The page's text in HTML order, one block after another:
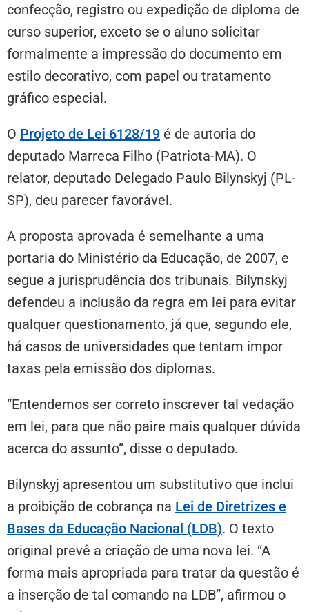
confecção, registro ou expedição de diploma de
curso superior, exceto se o aluno solicitar
formalmente a impressão do documento em
estilo decorativo, com papel ou tratamento
gráfico especial.
O Projeto de Lei 6128/19 é de autoria do
deputado Marreca Filho (Patriota-MA). O
relator, deputado Delegado Paulo Bilynskyj (PL-
SP), deu parecer favorável.
A proposta aprovada é semelhante a uma
portaria do Ministério da Educação, de 2007, e
segue a jurisprudência dos tribunais. Bilynskyj
defendeu a inclusão da regra em lei para evitar
qualquer questionamento, já que, segundo ele,
há casos de universidades que tentam impor
taxas pela emissão dos diplomas.
“Entendemos ser correto inscrever tal vedação
em lei, para que não paire mais qualquer dúvida
acerca do assunto”, disse o deputado.
Bilynskyj apresentou um substitutivo que inclui
a proibição de cobrança na Lei de Diretrizes e
Bases da Educação Nacional (LDB). O texto
original prevê a criação de uma nova lei. “A
forma mais apropriada para tratar da questão é
a inserção de tal comando na LDB”, afirmou o